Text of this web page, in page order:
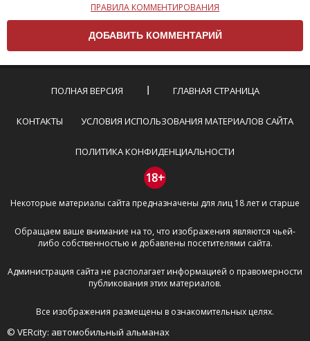
Чтобы ваш комментарий был опубликован на сайте,
вам нужно придерживаться следующих правил:
Комментарий не может быть слишком
короткой — избегайте односложных и чисто
эмоциональных высказываний.
Не стоит отклоняться от предмета обсуждения.
Пожалуйста, не используйте в комментарие
призывы к насилию и высказывания,
направленные на разжигание расовой,
межнациональной и религиозной розни —
пожалейте наших модераторов, они кстати
очень славные ребята, поверьте.
буквами.
Не копируйте рецензии с других сайтов, нам
важно именно ваше мнение.
Не размещайте рекламу!
И запаситесь терпением, все комментарии
публикуются только после модерации, поэтому ваш
ПРАВИЛА КОММЕНТИРОВАНИЯ
ПОЛНАЯ ВЕРСИЯ ГЛАВНАЯ СТРАНИЦА
КОНТАКТЫ УСЛОВИЯ ИСПОЛЬЗОВАНИЯ МАТЕРИАЛОВ САЙТА
ПОЛИТИКА КОНФИДЕНЦИАЛЬНОСТИ
18+
Некоторые материалы сайта предназначены для лиц 18 лет и старше
Обращаем ваше внимание на то, что изображения являются чьей-
либо собственностью и добавлены посетителями сайта.
Администрация сайта не располагает информацией о правомерности
публикования этих материалов.
Все изображения размещены в ознакомительных целях.
© VERcity: автомобильный альманах